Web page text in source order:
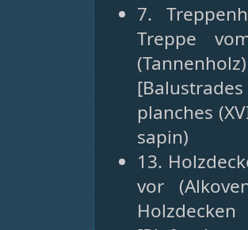
7.
Treppe
planches
sapin)
13.
vor
Holzdecken